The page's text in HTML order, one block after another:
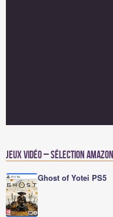
Jeux vidéo – Sélection Amazon
Ghost of Yotei PS5